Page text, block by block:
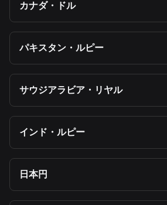
カナダ・ドル
パキスタン・ルピー
サウジアラビア・リヤル
インド・ルピー
日本円